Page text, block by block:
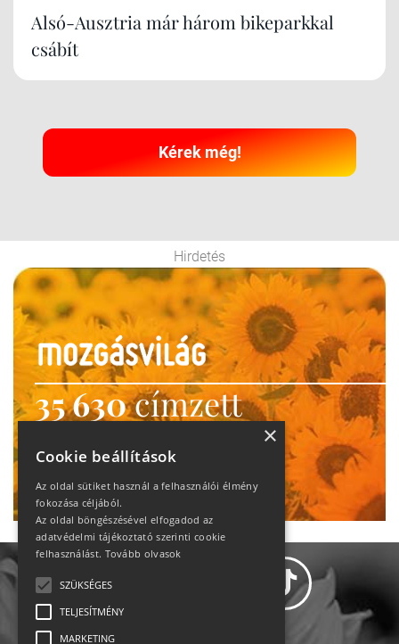
Alsó-Ausztria már három bikeparkkal
csábít
Kérek még!
Hirdetés
35 630címzett
heti motiváció
Ne maradj le!
×
Cookie beállítások
Az oldal sütiket használ a felhasználói élmény
fokozása céljából.
Az oldal böngészésével elfogadod az
adatvédelmi tájékoztató szerinti cookie
felhasználást. Tovább olvasok
SZÜKSÉGES
TELJESÍTMÉNY
MARKETING